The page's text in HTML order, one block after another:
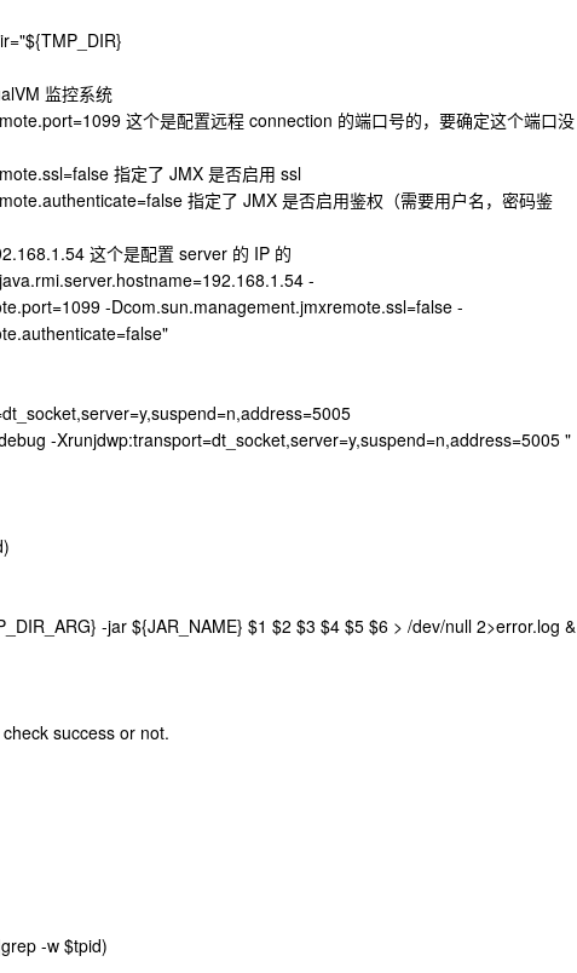
监控系统
这个是配置远程 connection 的端口号的，要确定这个端口没
指定了 JMX 是否启用 ssl
指定了 JMX 是否启用鉴权（需要用户名，密码鉴
这个是配置 server 的 IP 的
-
-Dcom.sun.management.jmxremote.ssl=false -
-Xrunjdwp:transport=dt_socket,server=y,suspend=n,address=5005 "
-jar ${JAR_NAME} $1 $2 $3 $4 $5 $6 > /dev/null 2>error.log &
success or not.
-w $tpid)